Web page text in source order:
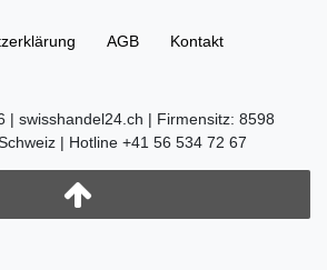
AGB Kontakt
| swisshandel24.ch | Firmensitz: 8598
| Hotline +41 56 534 72 67